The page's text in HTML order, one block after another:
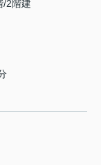
/2階建